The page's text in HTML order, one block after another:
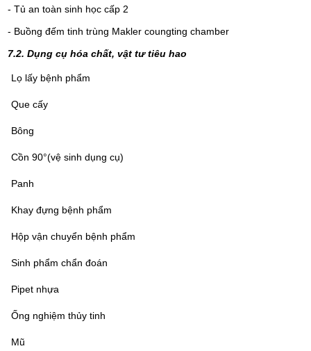
- Tủ an toàn sinh học cấp 2
- Buồng đếm tinh trùng Makler coungting chamber
7.2. Dụng cụ hóa chất, vật tư tiêu hao
Lọ lấy bệnh phẩm
Que cấy
Bông
Cồn 90°(vệ sinh dụng cụ)
Panh
Khay đựng bệnh phẩm
Hộp vận chuyển bệnh phẩm
Sinh phẩm chẩn đoán
Pipet nhựa
Ống nghiệm thủy tinh
Mũ